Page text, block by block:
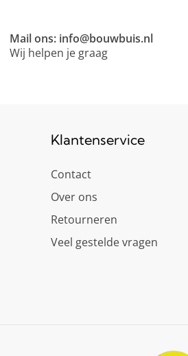
Mail ons: info@bouwbuis.nl
Wij helpen je graag
Klantenservice
Contact
Over ons
Retourneren
Veel gestelde vragen